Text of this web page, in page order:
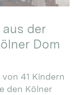
der
Dom
41 Kindern
den Kölner